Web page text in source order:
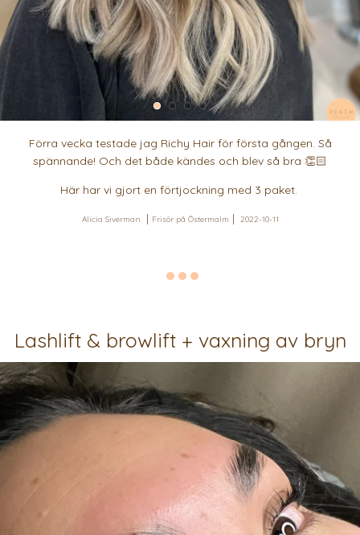
Förra vecka testade jag Richy Hair för första gången. Så
spännande! Och det både kändes och blev så bra 👏🏻
Här har vi gjort en förtjockning med 3 paket.
Alicia Siverman Frisör på Östermalm 2022-10-11
Lashlift & browlift + vaxning av bryn